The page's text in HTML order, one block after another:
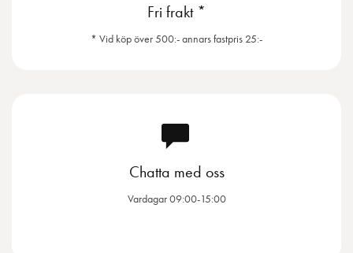
Fri frakt *
* Vid köp över 500:- annars fastpris 25:-
Chatta med oss
Vardagar 09:00-15:00